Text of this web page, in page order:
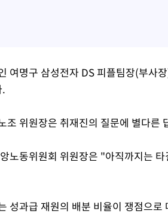
여명구 삼성전자 DS 피플팀장(부사
조 위원장은 취재진의 질문에 별다른
노동위원회 위원장은 "아직까지는
성과급 재원의 배분 비율이 쟁점으로